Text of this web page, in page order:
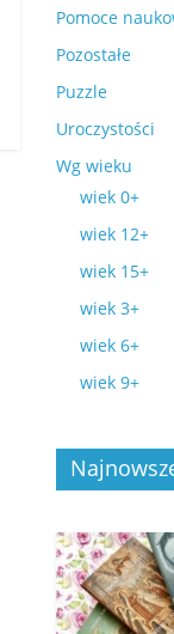
Pomoce
Pozostałe
Puzzle
Uroczystości
Wg wieku
wiek 0+
wiek 12+
wiek 15+
wiek 3+
wiek 6+
wiek 9+